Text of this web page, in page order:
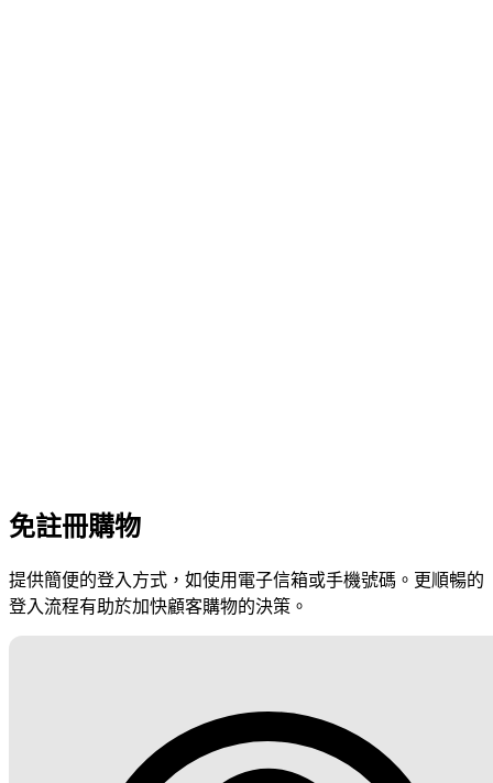
免註冊購物
提供簡便的登入方式，如使用電子信箱或手機號碼。更順暢的
登入流程有助於加快顧客購物的決策。